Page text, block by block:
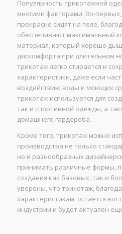
Популярность трикотажной
многими факторами. Во-
прекрасно сидят на теле,
обеспечивают максимальный
материал, который хорошо
дискомфорта при длительном
трикотаж легко стирается и
характеристики, даже если
воздействию воды и моющих
трикотаж используется для
так и спортивной одежды, а
домашнего гардероба.
Кроме того, трикотаж можно
производства не только
но и разнообразных
принимать различные формы,
создания как базовых, так и
уверены, что трикотаж,
характеристикам, остается
индустрии и будет актуален